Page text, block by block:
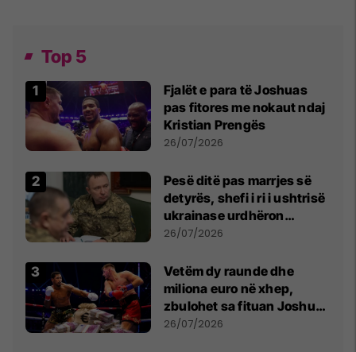
Top 5
Fjalët e para të Joshuas
pas fitores me nokaut ndaj
Kristian Prengës
26/07/2026
Pesë ditë pas marrjes së
detyrës, shefi i ri i ushtrisë
ukrainase urdhëron
kontroll të madh
26/07/2026
Vetëm dy raunde dhe
miliona euro në xhep,
zbulohet sa fituan Joshua
e Prenga
26/07/2026